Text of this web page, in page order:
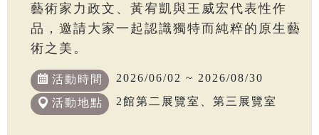
藝術家力政文、黃宥凱與王威宏代表性作
品，邀請大家一起認識獨特而純粹的原生藝
術之美。
活動時間 2026/06/02 ~ 2026/08/30
活動地點 2館第二展覽室、第三展覽室